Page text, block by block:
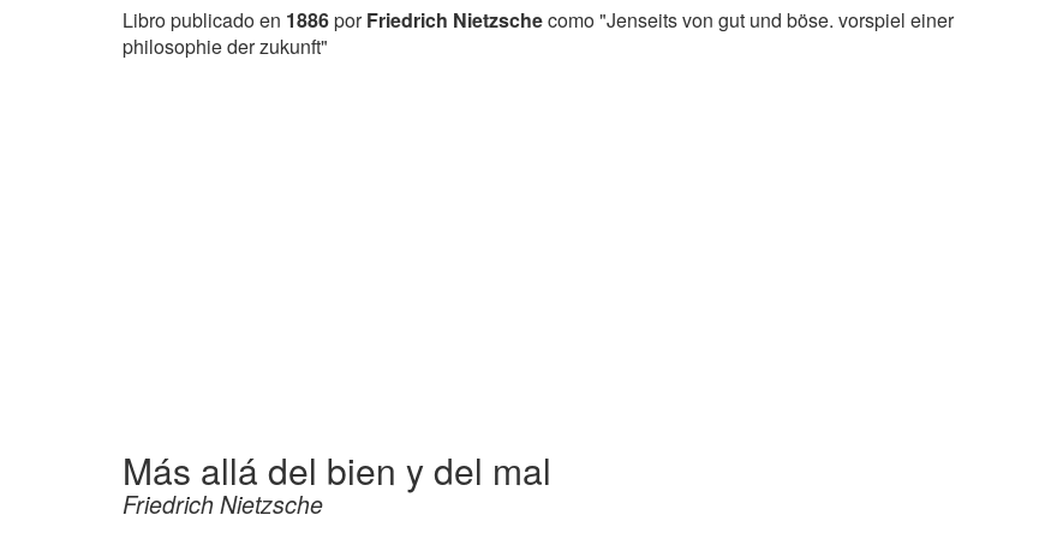
Libro publicado en 1886porFriedrich Nietzschecomo "Jenseits von gut und böse. vorspiel einer
philosophie der zukunft"
Más allá del bien y del mal
Friedrich Nietzsche